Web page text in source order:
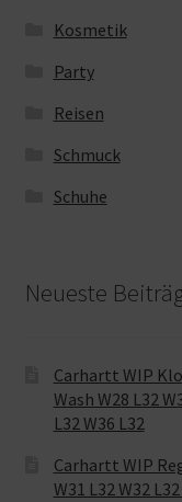
Kosmetik
Party
Reisen
Schmuck
Schuhe
Neueste
Carhartt WIP
Wash W28 L32
L32 W36 L32
Carhartt WIP
W31 L32 W32